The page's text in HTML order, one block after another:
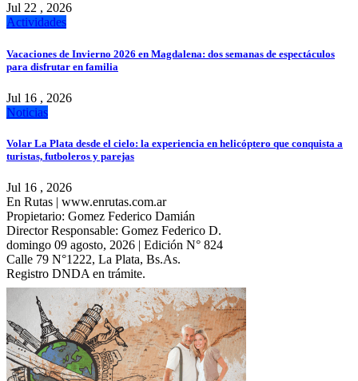
Jul 22 , 2026
Actividades
Vacaciones de Invierno 2026 en Magdalena: dos semanas de espectáculos
para disfrutar en familia
Jul 16 , 2026
Noticias
Volar La Plata desde el cielo: la experiencia en helicóptero que conquista a
turistas, futboleros y parejas
Jul 16 , 2026
En Rutas | www.enrutas.com.ar
Propietario: Gomez Federico Damián
Director Responsable: Gomez Federico D.
domingo 09 agosto, 2026 | Edición N° 824
Calle 79 N°1222, La Plata, Bs.As.
Registro DNDA en trámite.